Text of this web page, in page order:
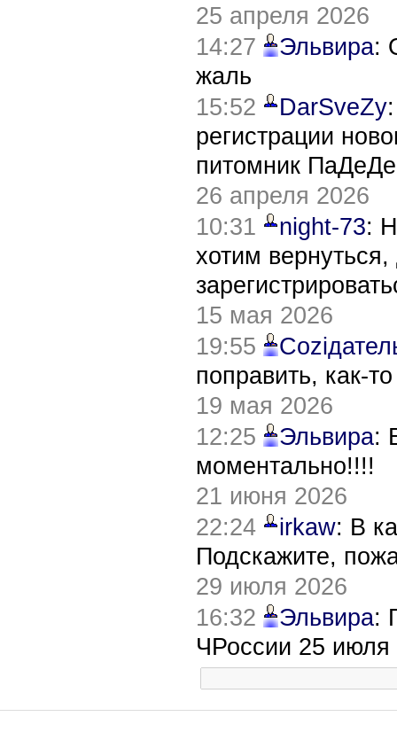
25 апреля 2026
14:27
Эльвира:
жаль
15:52
DarSveZy
регистрации
питомник
26 апреля 2026
10:31
night-73:
хотим
15 мая 2026
19:55
поправить, как-
19 мая 2026
12:25
Эльвира:
моментально!!!!
21 июня 2026
22:24
irkaw: В
Подскажите,
29 июля 2026
16:32
Эльвира:
ЧРоссии 25 июля